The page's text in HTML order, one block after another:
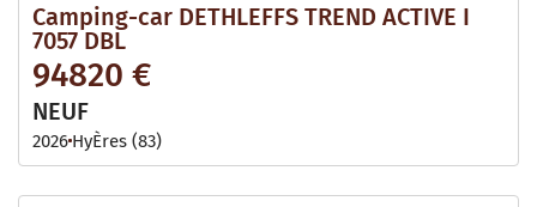
Camping-car DETHLEFFS TREND ACTIVE I
7057 DBL
94820 €
NEUF
2026 HyÈres (83)